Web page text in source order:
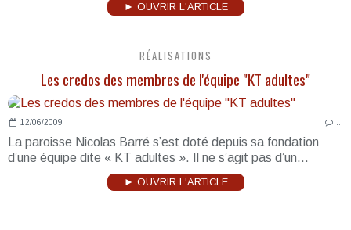
► OUVRIR L'ARTICLE
RÉALISATIONS
Les credos des membres de l'équipe "KT adultes"
12/06/2009
La paroisse Nicolas Barré s’est doté depuis sa fondation
d’une équipe dite « KT adultes ». Il ne s’agit pas d’un...
► OUVRIR L'ARTICLE